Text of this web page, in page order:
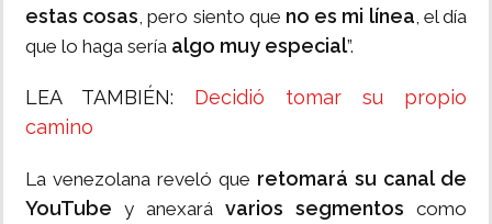
estas cosas, pero siento que no es mi línea, el día
que lo haga sería algo muy especial”.
LEA TAMBIÉN: Decidió tomar su propio
camino
La venezolana reveló que retomará su canal de
YouTube y anexará varios segmentos como